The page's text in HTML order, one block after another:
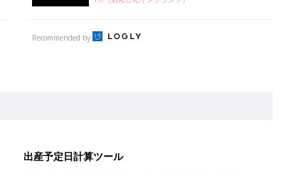
Recommended by
出産予定日計算ツール